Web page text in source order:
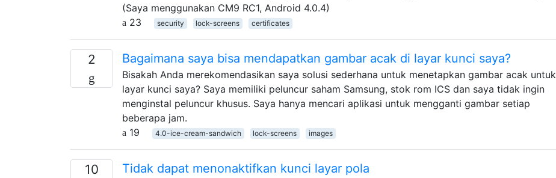
(Saya menggunakan CM9 RC1, Android 4.0.4)
23
security lock-screens certificates
2 Bagaimana saya bisa mendapatkan gambar acak di layar kunci saya?
Bisakah Anda merekomendasikan saya solusi sederhana untuk menetapkan gambar acak untuk
layar kunci saya? Saya memiliki peluncur saham Samsung, stok rom ICS dan saya tidak ingin
menginstal peluncur khusus. Saya hanya mencari aplikasi untuk mengganti gambar setiap
beberapa jam.
19
4.0-ice-cream-sandwich lock-screens images
10 Tidak dapat menonaktifkan kunci layar pola